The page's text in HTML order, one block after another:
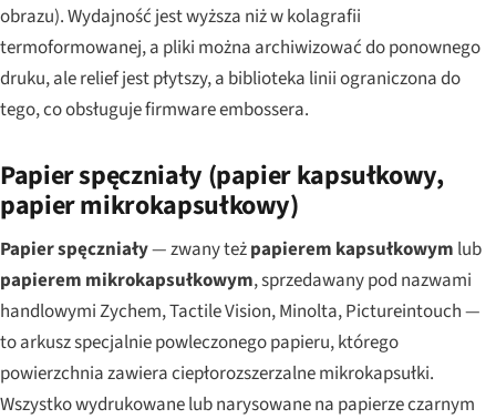
obrazu). Wydajność jest wyższa niż w kolagrafii
termoformowanej, a pliki można archiwizować do ponownego
druku, ale relief jest płytszy, a biblioteka linii ograniczona do
tego, co obsługuje firmware embossera.
Papier spęczniały (papier kapsułkowy,
papier mikrokapsułkowy)
Papier spęczniały— zwany teżpapierem kapsułkowym lub
papierem mikrokapsułkowym, sprzedawany pod nazwami
handlowymi Zychem, Tactile Vision, Minolta, Pictureintouch —
to arkusz specjalnie powleczonego papieru, którego
powierzchnia zawiera ciepłorozszerzalne mikrokapsułki.
Wszystko wydrukowane lub narysowane na papierze czarnym